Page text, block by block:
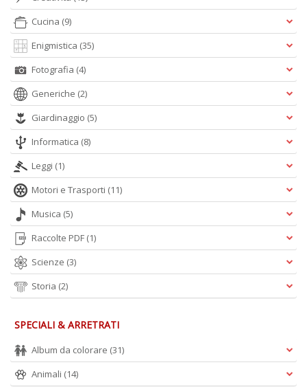
Cucina (9)
Enigmistica (35)
Fotografia (4)
Generiche (2)
Giardinaggio (5)
Informatica (8)
Leggi (1)
Motori e Trasporti (11)
Musica (5)
Raccolte PDF (1)
Scienze (3)
Storia (2)
SPECIALI & ARRETRATI
Album da colorare (31)
Animali (14)